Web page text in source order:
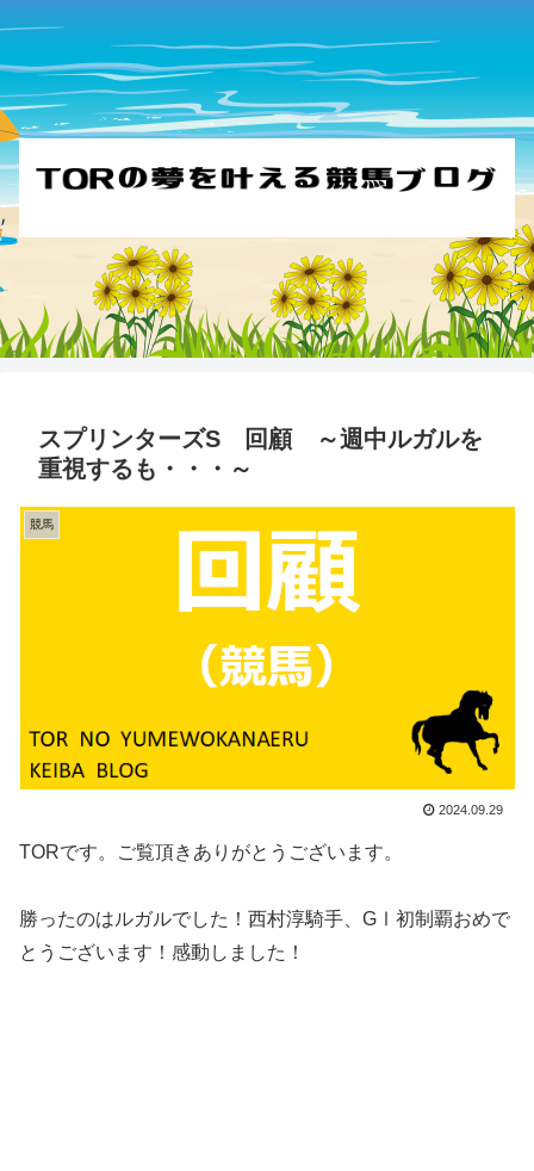
スプリンターズS 回顧 ～週中ルガルを
重視するも・・・～
競馬
2024.09.29
TORです。ご覧頂きありがとうございます。
勝ったのはルガルでした！西村淳騎手、GⅠ初制覇おめで
とうございます！感動しました！